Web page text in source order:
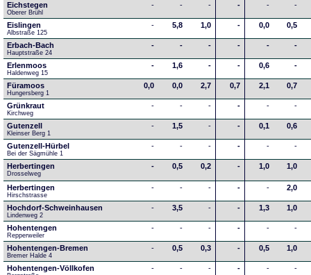
Eichstegen
Oberer Brühl
- - - - - -
Eislingen
Albstraße 125
- 5,8 1,0 - 0,0 0,5
Erbach-Bach
Hauptstraße 24
- - - - - -
Erlenmoos
Haldenweg 15
- 1,6 - - 0,6 -
Füramoos
Hungersberg 1
0,0 0,0 2,7 0,7 2,1 0,7
Grünkraut
Kirchweg
- - - - - -
Gutenzell
Kleinser Berg 1
- 1,5 - - 0,1 0,6
Gutenzell-Hürbel
Bei der Sägmühle 1
- - - - - -
Herbertingen
Drosselweg
- 0,5 0,2 - 1,0 1,0
Herbertingen
Hirschstrasse
- - - - - 2,0
Hochdorf-Schweinhausen
Lindenweg 2
- 3,5 - - 1,3 1,0
Hohentengen
Repperweiler
- - - - - -
Hohentengen-Bremen
Bremer Halde 4
- 0,5 0,3 - 0,5 1,0
Hohentengen-Völlkofen - - - - - -